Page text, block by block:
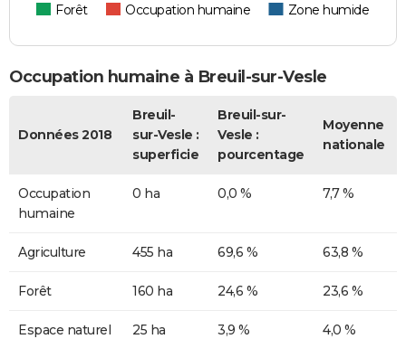
Forêt
Occupation humaine Zone humide
Occupation humaine à Breuil-sur-Vesle
Données 2018
Breuil-
sur-Vesle :
superficie
Breuil-sur-
Vesle :
pourcentage
Moyenne
nationale
Occupation
humaine
0 ha 0,0 % 7,7 %
Agriculture 455 ha 69,6 % 63,8 %
Forêt 160 ha 24,6 % 23,6 %
Espace naturel 25 ha 3,9 % 4,0 %